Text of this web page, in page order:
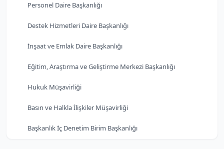
Personel Daire Başkanlığı
Destek Hizmetleri Daire Başkanlığı
İnşaat ve Emlak Daire Başkanlığı
Eğitim, Araştırma ve Geliştirme Merkezi Başkanlığı
Hukuk Müşavirliği
Basın ve Halkla İlişkiler Müşavirliği
Başkanlık İç Denetim Birim Başkanlığı